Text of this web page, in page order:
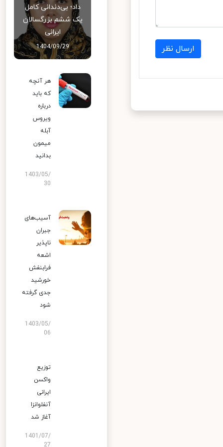
ارسال نظر
داد؛ بی‌دندانی کامل
یک ششم بزرگسالان
ایرانی
1404/09/29
هر آنچه
که باید
درباره
ویروس
آبله
میمون
بدانید
1403/05/
30
آسیب‌های
جبران
ناپذیر
اشعه
فرابنفش
خورشید
جدی گرفته
شود
1403/05/
06
توزیع
واکسن
ایرانی
آنفلوانزا
آغاز شد
1401/07/
27